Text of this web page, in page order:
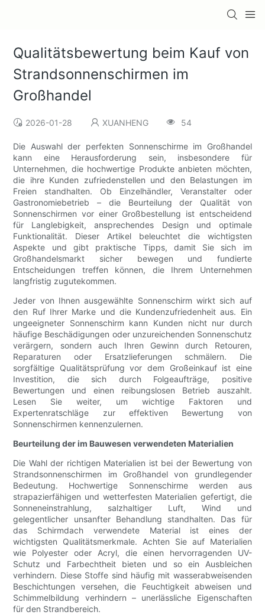
Qualitätsbewertung beim Kauf von
Strandsonnenschirmen im
Großhandel
2026-01-28 XUANHENG 54
Die Auswahl der perfekten Sonnenschirme im Großhandel
kann eine Herausforderung sein, insbesondere für
Unternehmen, die hochwertige Produkte anbieten möchten,
die ihre Kunden zufriedenstellen und den Belastungen im
Freien standhalten. Ob Einzelhändler, Veranstalter oder
Gastronomiebetrieb – die Beurteilung der Qualität von
Sonnenschirmen vor einer Großbestellung ist entscheidend
für Langlebigkeit, ansprechendes Design und optimale
Funktionalität. Dieser Artikel beleuchtet die wichtigsten
Aspekte und gibt praktische Tipps, damit Sie sich im
Großhandelsmarkt sicher bewegen und fundierte
Entscheidungen treffen können, die Ihrem Unternehmen
langfristig zugutekommen.
Jeder von Ihnen ausgewählte Sonnenschirm wirkt sich auf
den Ruf Ihrer Marke und die Kundenzufriedenheit aus. Ein
ungeeigneter Sonnenschirm kann Kunden nicht nur durch
häufige Beschädigungen oder unzureichenden Sonnenschutz
verärgern, sondern auch Ihren Gewinn durch Retouren,
Reparaturen oder Ersatzlieferungen schmälern. Die
sorgfältige Qualitätsprüfung vor dem Großeinkauf ist eine
Investition, die sich durch Folgeaufträge, positive
Bewertungen und einen reibungslosen Betrieb auszahlt.
Lesen Sie weiter, um wichtige Faktoren und
Expertenratschläge zur effektiven Bewertung von
Sonnenschirmen kennenzulernen.
Beurteilung der im Bauwesen verwendeten Materialien
Die Wahl der richtigen Materialien ist bei der Bewertung von
Strandsonnenschirmen im Großhandel von grundlegender
Bedeutung. Hochwertige Sonnenschirme werden aus
strapazierfähigen und wetterfesten Materialien gefertigt, die
Sonneneinstrahlung, salzhaltiger Luft, Wind und
gelegentlicher unsanfter Behandlung standhalten. Das für
das Schirmdach verwendete Material ist eines der
wichtigsten Qualitätsmerkmale. Achten Sie auf Materialien
wie Polyester oder Acryl, die einen hervorragenden UV-
Schutz und Farbechtheit bieten und so ein Ausbleichen
verhindern. Diese Stoffe sind häufig mit wasserabweisenden
Beschichtungen versehen, die Feuchtigkeit abweisen und
Schimmelbildung verhindern – unerlässliche Eigenschaften
für den Strandbereich.